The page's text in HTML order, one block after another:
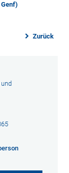
Zurück